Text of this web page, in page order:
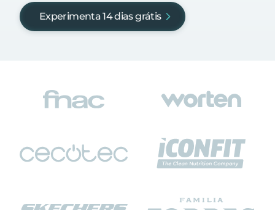
Experimenta 14 dias grátis